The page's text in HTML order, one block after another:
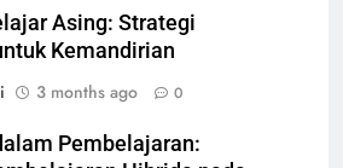
Asing: Strategi
Kemandirian
3 months ago 0
Pembelajaran: